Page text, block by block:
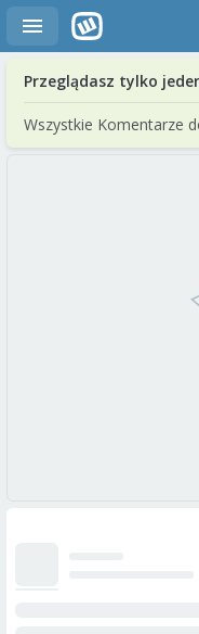
Przeglądasz tylko
Wszystkie Komentarze